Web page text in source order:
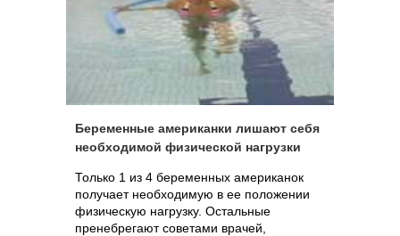
Беременные американки лишают себя
необходимой физической нагрузки
Только 1 из 4 беременных американок
получает необходимую в ее положении
физическую нагрузку. Остальные
пренебрегают советами врачей,